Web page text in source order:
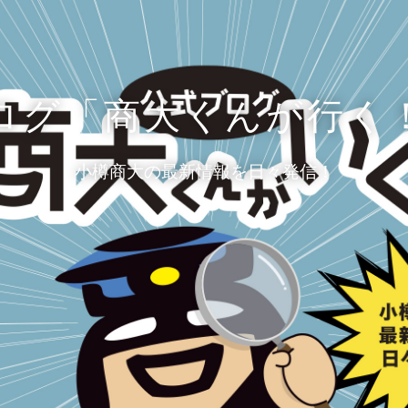
グ「商大くんが行く
小樽商大の最新情報を日々発信！